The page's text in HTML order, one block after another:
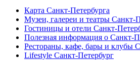
Карта Санкт-Петербурга
Музеи, галереи и театры Санкт-
Гостиницы и отели Санкт-
Полезная информация о Санкт-
Рестораны, кафе, бары и клубы
Lifestyle Санкт-Петербург